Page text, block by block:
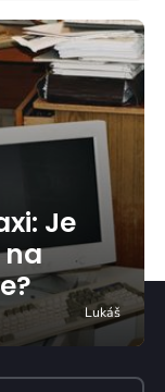
Je
na
Lukáš